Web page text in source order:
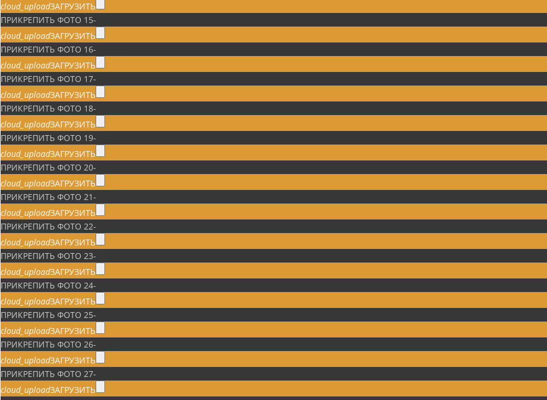
cloud_uploadЗАГРУЗИТЬ
ПРИКРЕПИТЬ ФОТО 15-
cloud_uploadЗАГРУЗИТЬ
ПРИКРЕПИТЬ ФОТО 16-
cloud_uploadЗАГРУЗИТЬ
ПРИКРЕПИТЬ ФОТО 17-
cloud_uploadЗАГРУЗИТЬ
ПРИКРЕПИТЬ ФОТО 18-
cloud_uploadЗАГРУЗИТЬ
ПРИКРЕПИТЬ ФОТО 19-
cloud_uploadЗАГРУЗИТЬ
ПРИКРЕПИТЬ ФОТО 20-
cloud_uploadЗАГРУЗИТЬ
ПРИКРЕПИТЬ ФОТО 21-
cloud_uploadЗАГРУЗИТЬ
ПРИКРЕПИТЬ ФОТО 22-
cloud_uploadЗАГРУЗИТЬ
ПРИКРЕПИТЬ ФОТО 23-
cloud_uploadЗАГРУЗИТЬ
ПРИКРЕПИТЬ ФОТО 24-
cloud_uploadЗАГРУЗИТЬ
ПРИКРЕПИТЬ ФОТО 25-
cloud_uploadЗАГРУЗИТЬ
ПРИКРЕПИТЬ ФОТО 26-
cloud_uploadЗАГРУЗИТЬ
ПРИКРЕПИТЬ ФОТО 27-
cloud_uploadЗАГРУЗИТЬ